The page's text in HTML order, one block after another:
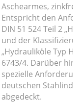
Aschearmes,
Entspricht den
DIN 51 524 Teil 2
und der
„Hydrauliköle Typ
6743/4. Darüber
spezielle
deutschen
abgedeckt.